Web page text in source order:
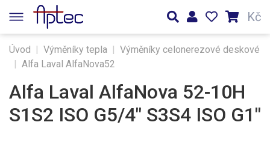
Kč
Úvod | Výměníky tepla | Výměníky celonerezové deskové
| Alfa Laval AlfaNova52
Alfa Laval AlfaNova 52-10H
S1S2 ISO G5/4" S3S4 ISO G1"